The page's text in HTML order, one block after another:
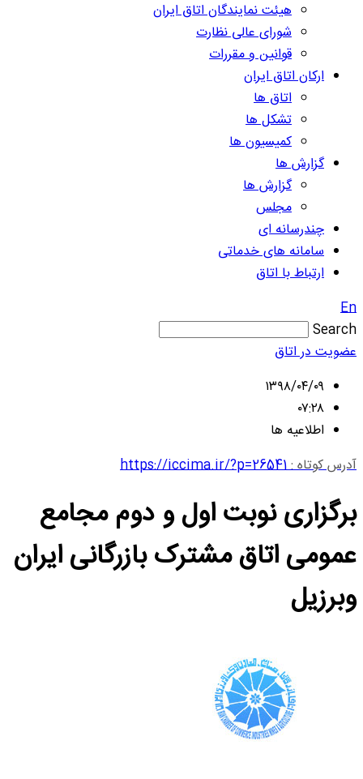
هیئت نمایندگان اتاق ایران
شورای عالی نظارت
قوانین و مقررات
ارکان اتاق ایران
اتاق ها
تشکل ها
کمیسیون ها
گزارش ها
گزارش ها
مجلس
چندرسانه ای
سامانه های خدماتی
ارتباط با اتاق
En
Search
عضویت در اتاق
۱۳۹۸/۰۴/۰۹
۰۷:۲۸
اطلاعیه ها
آدرس کوتاه :https://iccima.ir/?p=26541
برگزاری نوبت اول و دوم مجامع
عمومی اتاق مشترک بازرگانی ایران
وبرزیل